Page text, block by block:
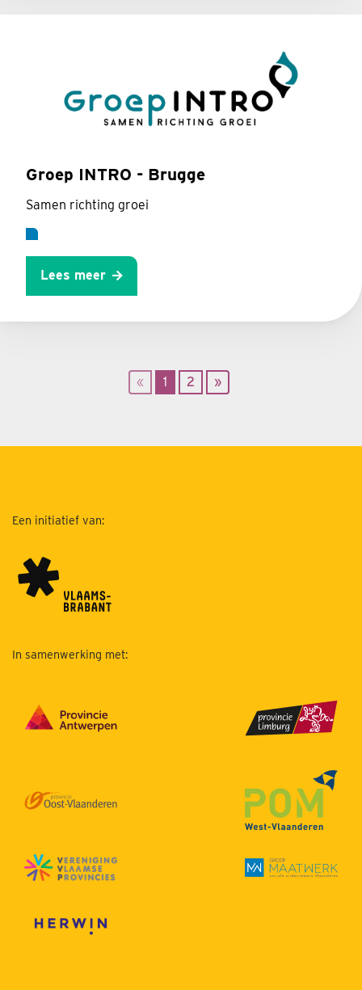
Groep INTRO - Brugge
Samen richting groei
Lees meer
« 1 2 »
Een initiatief van:
In samenwerking met: